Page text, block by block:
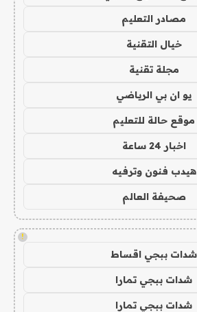
مصادر التعليم
خيال التقنية
مجلة تقنية
يو ان بي الرياضي
موقع حالة للتعليم
اخبار 24 ساعة
هيدب فنون وترفيه
صحيفة العالم
!
شدات ببجي اقساط
شدات ببجي تمارا
شدات ببجي تمارا